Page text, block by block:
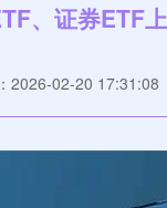
、证券ETF
2026-02-20 17:31:08